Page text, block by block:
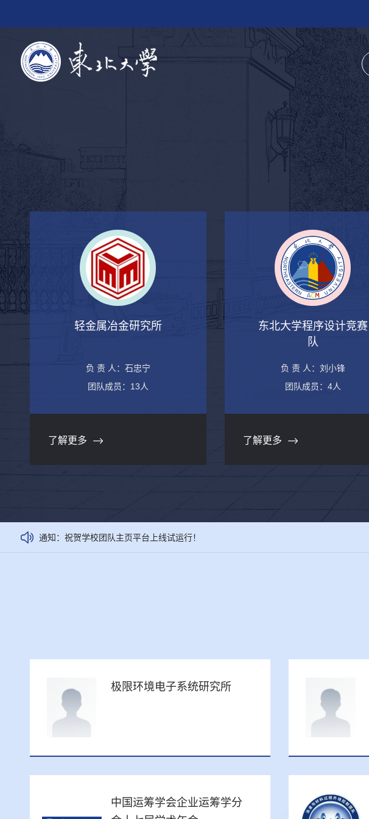
轻金属冶金研究所
负 责 人：石忠宁
团队成员：13人
了解更多
东北大学程序设计竞赛
队
负 责 人：刘小锋
团队成员：4人
了解更多
通知： 祝贺学校团队主页平台上线试运行！
极限环境电子系统研究所
中国运筹学会企业运筹学分